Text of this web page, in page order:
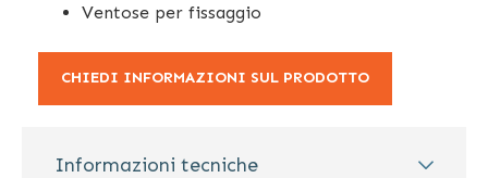
Ventose per fissaggio
CHIEDI INFORMAZIONI SUL PRODOTTO
Informazioni tecniche